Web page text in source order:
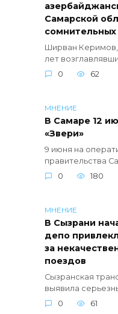
Самарской
сомнительных
Ширван
лет
0
62
МНЕНИЕ
В Самаре 12
«Звери»
9 июня на
правительства
0
180
МНЕНИЕ
В Сызрани
депо
за
поездов
Сызранская
выявила
0
61